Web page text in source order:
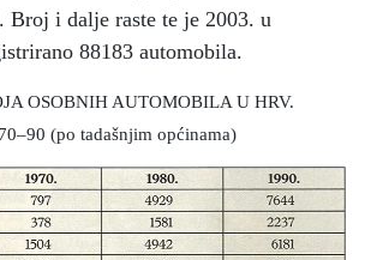
Broj i dalje raste te je 2003. u
88183 automobila.
OSOBNIH AUTOMOBILA U HRV.
(po tadašnjim općinama)